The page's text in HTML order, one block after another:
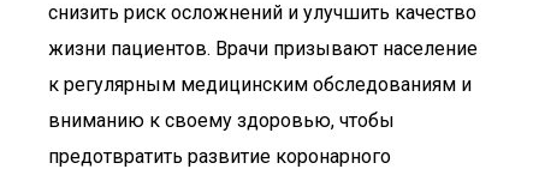
снизить риск осложнений и улучшить качество
жизни пациентов. Врачи призывают население
к регулярным медицинским обследованиям и
вниманию к своему здоровью, чтобы
предотвратить развитие коронарного